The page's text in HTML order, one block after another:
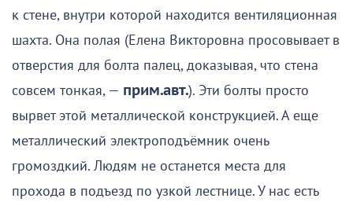
к стене, внутри которой находится вентиляционная
шахта. Она полая (Елена Викторовна просовывает в
отверстия для болта палец, доказывая, что стена
совсем тонкая, — прим.авт.). Эти болты просто
вырвет этой металлической конструкцией. А еще
металлический электроподъёмник очень
громоздкий. Людям не останется места для
прохода в подъезд по узкой лестнице. У нас есть